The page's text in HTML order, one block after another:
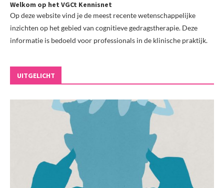
Welkom op het VGCt Kennisnet
Op deze website vind je de meest recente wetenschappelijke
inzichten op het gebied van cognitieve gedragstherapie. Deze
informatie is bedoeld voor professionals in de klinische praktijk.
UITGELICHT